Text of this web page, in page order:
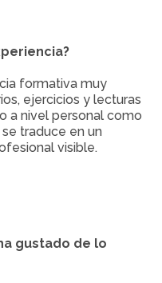
formativa muy
ejercicios y lecturas
a nivel personal como
traduce en un
visible.
gustado de lo